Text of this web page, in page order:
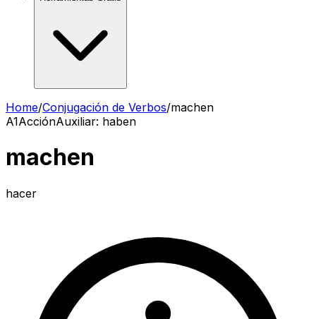
Home/Conjugación de Verbos/machen
A1AcciónAuxiliar: haben
machen
hacer